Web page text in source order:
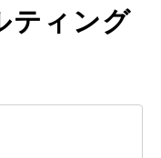
ティング